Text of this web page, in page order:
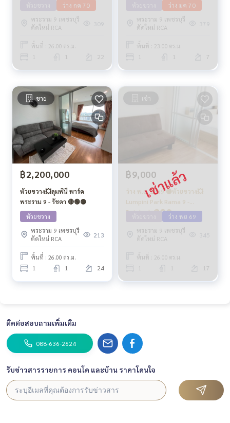
ว่าง กค 70
พระราม 9 เพชรบุรี
ตัดใหม่ RCA
309
พื้นที่ : 26.00 ตร.ม.
1 1 22
ว่าง มค 70
พระราม 9 เพชรบุรี
ตัดใหม่ RCA
379
พื้นที่ : 23.00 ตร.ม.
1 1 7
ขาย
฿2,200,000
ห้วยขวาง💥ลุมพินี พาร์ค
พระราม 9 - รัชดา 🔴🟢🟡
ห้วยขวาง
พระราม 9 เพชรบุรี
ตัดใหม่ RCA
213
พื้นที่ : 26.00 ตร.ม.
1 1 24
เช่า
฿9,000
ว่าง พ.ย. 2569 🟡ห้วยขวาง💥
Lumpini Park Rama 9 -
Ratchada🔴🟢🟡
ว่าง พย 69
พระราม 9 เพชรบุรี
ตัดใหม่ RCA
345
พื้นที่ : 26.00 ตร.ม.
1 1 17
ติดต่อสอบถามเพิ่มเติม
088-636-2624
รับข่าวสารรายการ คอนโด และบ้าน ราคาโดนใจ